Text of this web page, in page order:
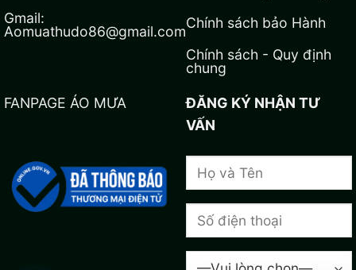
Gmail:
Aomuathudo86@gmail.com
Chính sách bảo Hành
Chính sách - Quy định
chung
FANPAGE ÁO MƯA
ĐĂNG KÝ NHẬN TƯ
VẤN